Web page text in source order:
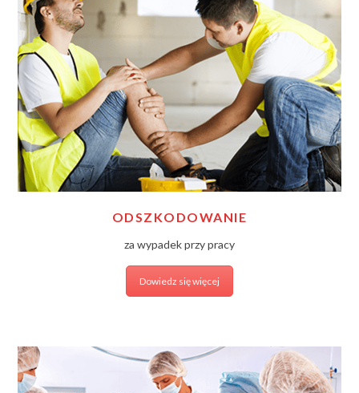
ODSZKODOWANIE
za wypadek przy pracy
Dowiedz się więcej